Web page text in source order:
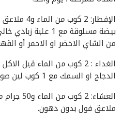
الإفطار: 2
من الشاي الاخضر او الاحمر أو
الدجاج او السمك مع 1 كوب لبن صويا بالشيكولاتة.
ملاعق فول بدون دهون.